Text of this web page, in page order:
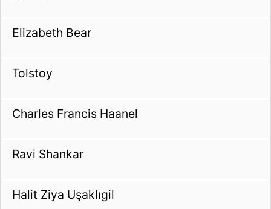
Elizabeth Bear
Tolstoy
Charles Francis Haanel
Ravi Shankar
Halit Ziya Uşaklıgil